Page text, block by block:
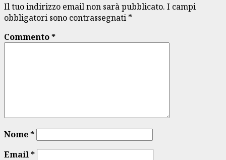
Il tuo indirizzo email non sarà pubblicato. I campi
obbligatori sono contrassegnati *
Commento*
Nome*
Email*